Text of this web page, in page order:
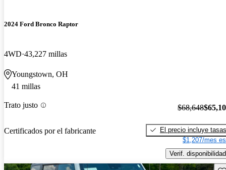
2024 Ford Bronco Raptor
4WD 43,227 millas
Youngstown, OH
41 millas
Trato justo
Certificados por el fabricante
$68,648
El precio incluye tasas
$1,207/mes
Verif. disponibilidad